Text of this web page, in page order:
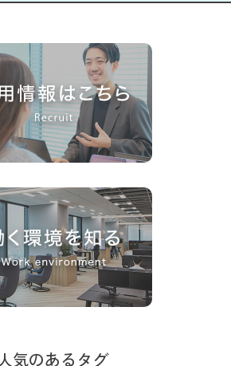
気のあるタグ